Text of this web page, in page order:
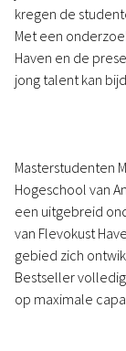
kregen de
Met een
Haven en de
jong talent kan
Masterstudenten
Hogeschool van
een uitgebreid
van Flevokust
gebied zich
Bestseller
op maximale